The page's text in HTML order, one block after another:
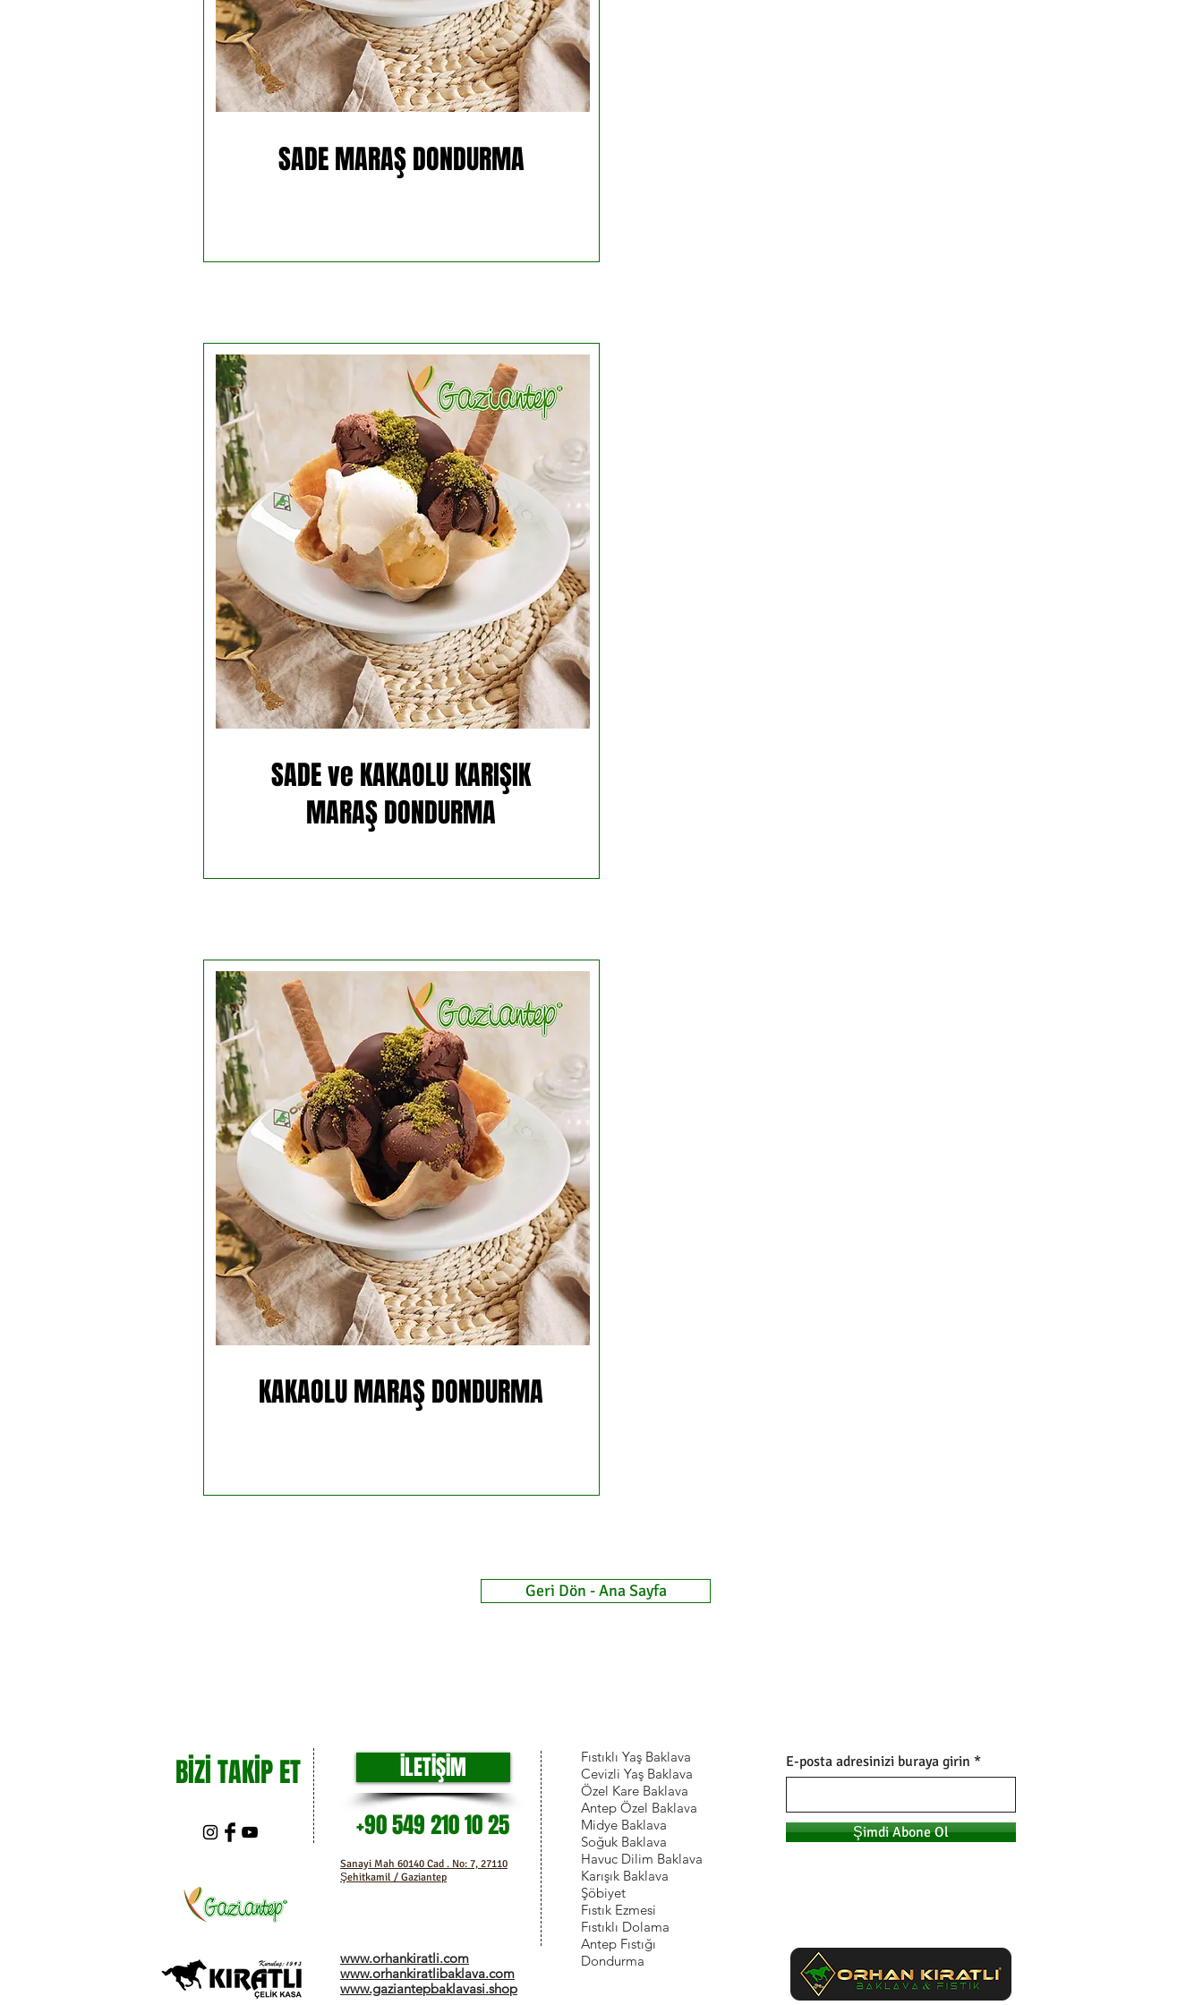
SADE MARAŞ DONDURMA
SADE ve KAKAOLU KARIŞIK
MARAŞ DONDURMA
KAKAOLU MARAŞ DONDURMA
Geri Dön - Ana Sayfa
BİZİ TAKİP ET
+90 549 210 10 25
Sanayi Mah 60140 Cad . No: 7, 27110
Şehitkamil / Gaziantep
İLETİŞİM
Fıstıklı Yaş Baklava
Cevizli Yaş Baklava
Özel Kare Baklava
Antep Özel Baklava
Midye Baklava
Soğuk Baklava
Havuc Dilim Baklava
Karışık Baklava
Şöbiyet
Fıstık Ezmesi
Fıstıklı Dolama
Antep Fıstığı
Dondurma
E-posta adresinizi buraya girin
Şimdi Abone Ol
www.orhankiratli.com
www.orhankiratlibaklava.com
www.gaziantepbaklavasi.shop